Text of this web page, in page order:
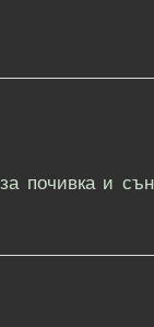
почивка и